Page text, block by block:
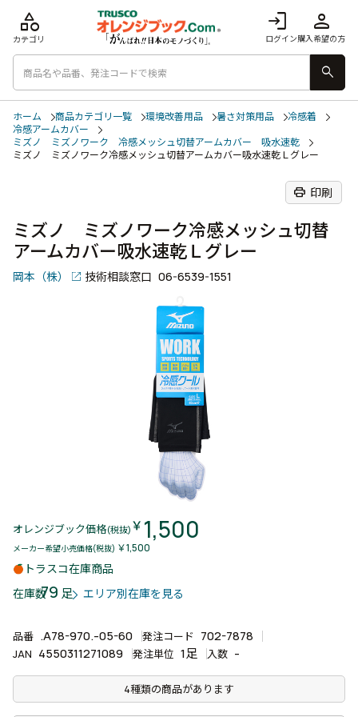
login
ログイン
person
購入希望の方
category
カテゴリ
search
ホーム 商品カテゴリ一覧 環境改善用品 暑さ対策用品
冷感着
冷感アームカバー
ミズノ ミズノワーク 冷感メッシュ切替アームカバー 吸水速乾
ミズノ ミズノワーク冷感メッシュ切替アームカバー吸水速乾Ｌグレー
print 印刷
ミズノ ミズノワーク冷感メッシュ切替
アームカバー吸水速乾Ｌグレー
岡本（株） 技術相談窓口 06-6539-1551
オレンジブック価格(税抜) ￥ 1,500
メーカー希望小売価格(税抜) ￥1,500
トラスコ在庫商品
在庫数79 足 エリア別在庫を見る
品番 .A78-970.-05-60 発注コード 702-7878
JAN 4550311271089 発注単位 1足 入数 -
4種類の商品があります